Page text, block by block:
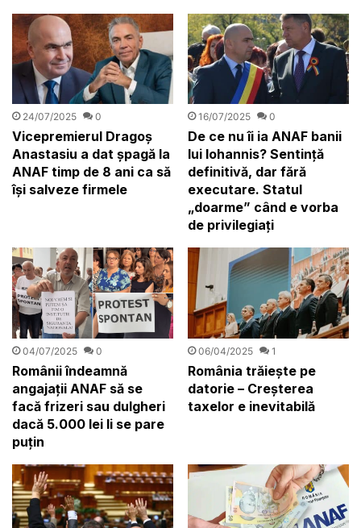
24/07/2025 0
Vicepremierul Dragoș
Anastasiu a dat șpagă la
ANAF timp de 8 ani ca să
își salveze firmele
16/07/2025 0
De ce nu îi ia ANAF banii
lui Iohannis? Sentință
definitivă, dar fără
executare. Statul
„doarme” când e vorba
de privilegiați
04/07/2025 0
Românii îndeamnă
angajații ANAF să se
facă frizeri sau dulgheri
dacă 5.000 lei li se pare
puțin
06/04/2025 1
România trăiește pe
datorie – Creșterea
taxelor e inevitabilă